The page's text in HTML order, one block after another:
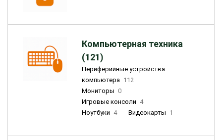
Компьютерная техника
(121)
Периферийные устройства
компьютера 112
Мониторы 0
Игровые консоли 4
Ноутбуки 4 Видеокарты 1